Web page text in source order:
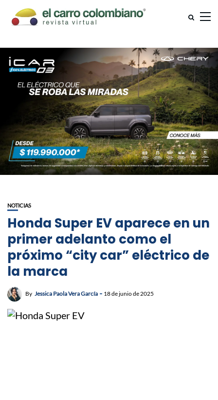
NOTICIAS
Honda Super EV aparece en un
primer adelanto como el
próximo “city car” eléctrico de
la marca
By Jessica Paola Vera García 18 de junio de 2025